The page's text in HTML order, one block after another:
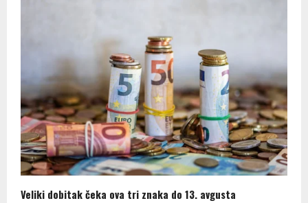
Veliki dobitak čeka ova tri znaka do 13. avgusta